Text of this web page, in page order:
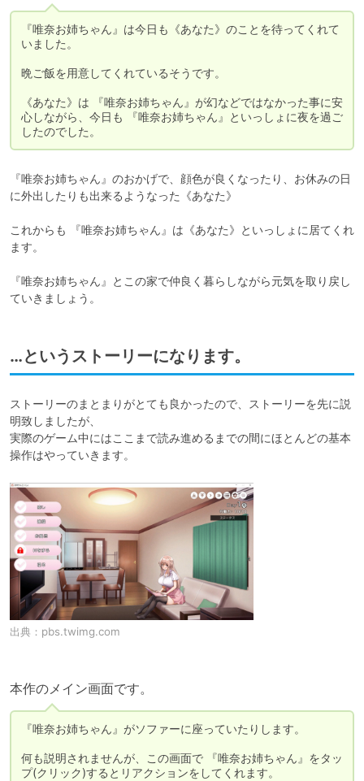
『唯奈お姉ちゃん』は今日も《あなた》のことを待ってくれて
いました。
晩ご飯を用意してくれているそうです。
《あなた》は 『唯奈お姉ちゃん』が幻などではなかった事に安
心しながら、今日も 『唯奈お姉ちゃん』といっしょに夜を過ご
したのでした。
『唯奈お姉ちゃん』のおかげで、顔色が良くなったり、お休みの日
に外出したりも出来るようなった《あなた》
これからも 『唯奈お姉ちゃん』は《あなた》といっしょに居てくれ
ます。
『唯奈お姉ちゃん』とこの家で仲良く暮らしながら元気を取り戻し
ていきましょう。
…というストーリーになります。
ストーリーのまとまりがとても良かったので、ストーリーを先に説
明致しましたが、
実際のゲーム中にはここまで読み進めるまでの間にほとんどの基本
操作はやっていきます。
出典： pbs.twimg.com
本作のメイン画面です。
『唯奈お姉ちゃん』がソファーに座っていたりします。
何も説明されませんが、この画面で 『唯奈お姉ちゃん』をタッ
プ(クリック)するとリアクションをしてくれます。